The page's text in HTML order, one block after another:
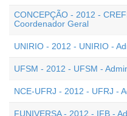
CONCEPÇÃO - 2012 -
Coordenador Geral
UNIRIO - 2012 - UNIRIO -
UFSM - 2012 - UFSM -
NCE-UFRJ - 2012 - UFRJ -
FUNIVERSA - 2012 - IFB -